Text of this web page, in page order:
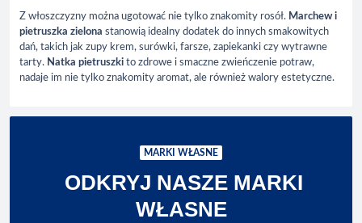
Z włoszczyzny można ugotować nie tylko znakomity rosół. Marchew i
pietruszka zielona stanowią idealny dodatek do innych smakowitych
dań, takich jak zupy krem, surówki, farsze, zapiekanki czy wytrawne
tarty. Natka pietruszki to zdrowe i smaczne zwieńczenie potraw,
nadaje im nie tylko znakomity aromat, ale również walory estetyczne.
MARKI WŁASNE
ODKRYJ NASZE MARKI
WŁASNE